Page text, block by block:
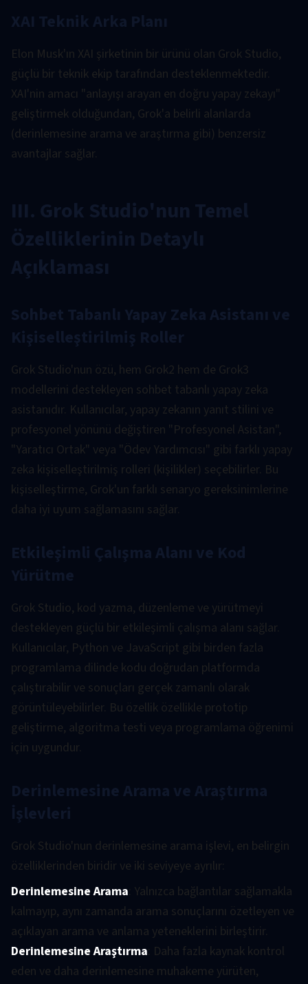
XAI Teknik Arka Planı
Elon Musk'ın XAI şirketinin bir ürünü olan Grok Studio,
güçlü bir teknik ekip tarafından desteklenmektedir.
XAI'nin amacı "anlayışı arayan en doğru yapay zekayı"
geliştirmek olduğundan, Grok'a belirli alanlarda
(derinlemesine arama ve araştırma gibi) benzersiz
avantajlar sağlar.
III. Grok Studio'nun Temel
Özelliklerinin Detaylı
Açıklaması
Sohbet Tabanlı Yapay Zeka Asistanı ve
Kişiselleştirilmiş Roller
Grok Studio'nun özü, hem Grok2 hem de Grok3
modellerini destekleyen sohbet tabanlı yapay zeka
asistanıdır. Kullanıcılar, yapay zekanın yanıt stilini ve
profesyonel yönünü değiştiren "Profesyonel Asistan",
"Yaratıcı Ortak" veya "Ödev Yardımcısı" gibi farklı yapay
zeka kişiselleştirilmiş rolleri (kişilikler) seçebilirler. Bu
kişiselleştirme, Grok'un farklı senaryo gereksinimlerine
daha iyi uyum sağlamasını sağlar.
Etkileşimli Çalışma Alanı ve Kod
Yürütme
Grok Studio, kod yazma, düzenleme ve yürütmeyi
destekleyen güçlü bir etkileşimli çalışma alanı sağlar.
Kullanıcılar, Python ve JavaScript gibi birden fazla
programlama dilinde kodu doğrudan platformda
çalıştırabilir ve sonuçları gerçek zamanlı olarak
görüntüleyebilirler. Bu özellik özellikle prototip
geliştirme, algoritma testi veya programlama öğrenimi
için uygundur.
Derinlemesine Arama ve Araştırma
İşlevleri
Grok Studio'nun derinlemesine arama işlevi, en belirgin
özelliklerinden biridir ve iki seviyeye ayrılır:
Derinlemesine Arama: Yalnızca bağlantılar sağlamakla
kalmayıp, aynı zamanda arama sonuçlarını özetleyen ve
açıklayan arama ve anlama yeteneklerini birleştirir.
Derinlemesine Araştırma: Daha fazla kaynak kontrol
eden ve daha derinlemesine muhakeme yürüten,